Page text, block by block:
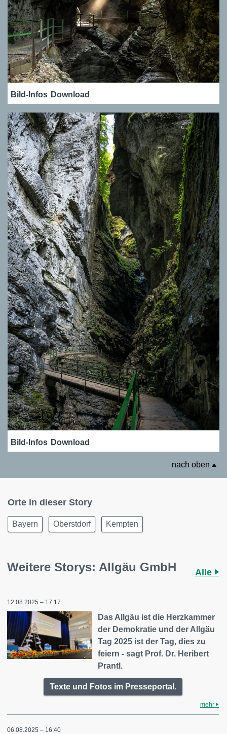
Bild-Infos Download
Bild-Infos Download
nach oben
Orte in dieser Story
Bayern Oberstdorf Kempten
Weitere Storys: Allgäu GmbH Alle
12.08.2025 – 17:17
Das Allgäu ist die Herzkammer
der Demokratie und der Allgäu
Tag 2025 ist der Tag, dies zu
feiern - sagt Prof. Dr. Heribert
Prantl.
Texte und Fotos im Presseportal.
mehr
06.08.2025 – 16:40